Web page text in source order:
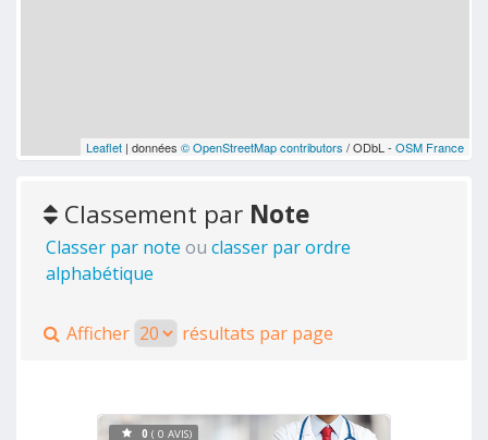
Leaflet| données © OpenStreetMap contributors / ODbL - OSM France
Classement par Note
Classer par note ou classer par ordre
alphabétique
Afficher résultats par page
0 ( 0 AVIS)